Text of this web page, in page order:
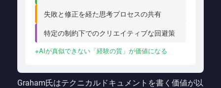
失敗と修正を経た思考プロセスの共有
特定の制約下でのクリエイティブな回避策
※AIが真似できない「経験の質」が価値になる
Graham氏はテクニカルドキュメントを書く価値が以